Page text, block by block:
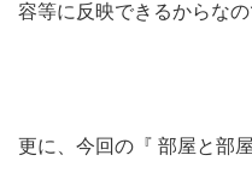
容等に反映できるからなの
更に、今回の『 部屋と部